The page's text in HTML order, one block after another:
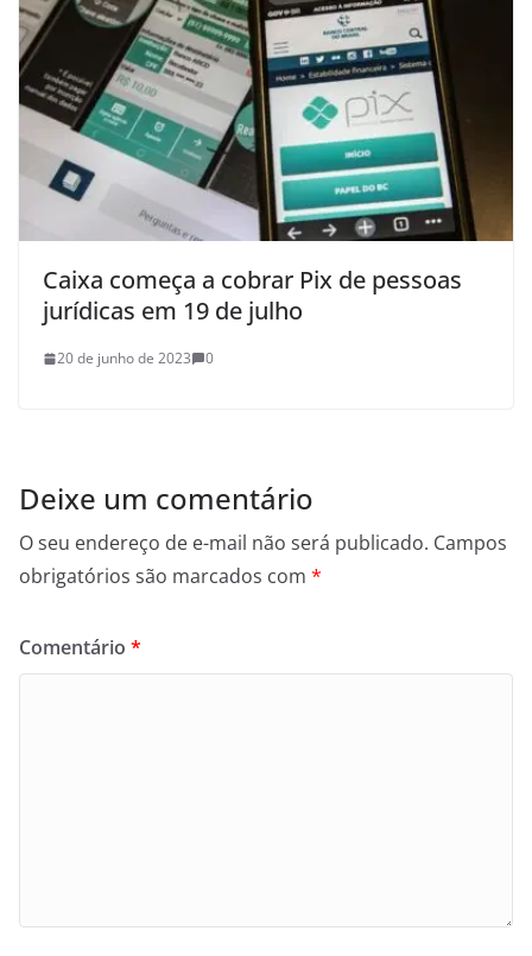
Caixa começa a cobrar Pix de pessoas
jurídicas em 19 de julho
20 de junho de 2023 0
Deixe um comentário
O seu endereço de e-mail não será publicado. Campos
obrigatórios são marcados com *
Comentário *